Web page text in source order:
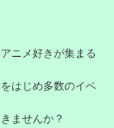
ニメ好きが集まる
はじめ多数のイベ
ませんか？